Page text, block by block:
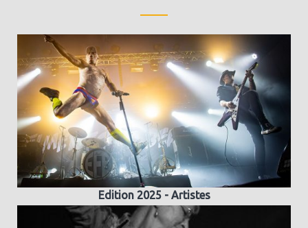
Edition 2025 - Artistes